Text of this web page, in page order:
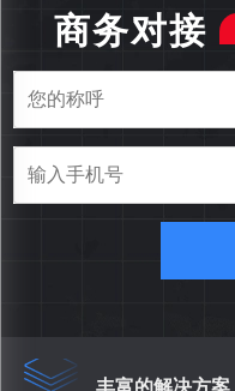
商务对接
丰富的解决方案